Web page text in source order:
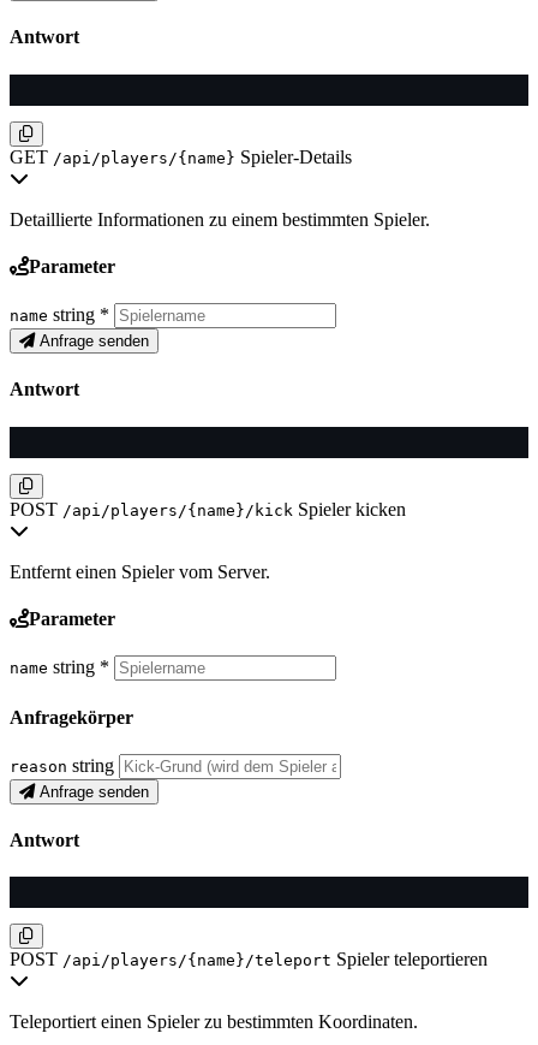
Antwort
GET /api/players/{name} Spieler-Details
Detaillierte Informationen zu einem bestimmten Spieler.
Parameter
name string *
Anfrage senden
Antwort
POST /api/players/{name}/kick Spieler kicken
Entfernt einen Spieler vom Server.
Parameter
name string *
Anfragekörper
reason string
Anfrage senden
Antwort
POST /api/players/{name}/teleport Spieler teleportieren
Teleportiert einen Spieler zu bestimmten Koordinaten.